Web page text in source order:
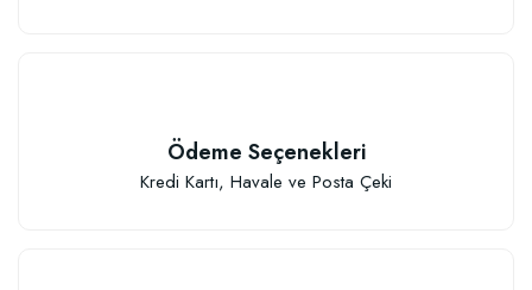
Sepete Ekle
Ödeme Seçenekleri
Kredi Kartı, Havale ve Posta Çeki